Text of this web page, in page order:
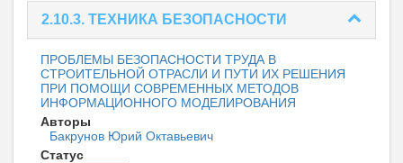
2.10.3. ТЕХНИКА БЕЗОПАСНОСТИ
ПРОБЛЕМЫ БЕЗОПАСНОСТИ ТРУДА В
СТРОИТЕЛЬНОЙ ОТРАСЛИ И ПУТИ ИХ РЕШЕНИЯ
ПРИ ПОМОЩИ СОВРЕМЕННЫХ МЕТОДОВ
ИНФОРМАЦИОННОГО МОДЕЛИРОВАНИЯ
Авторы
Бакрунов Юрий Октавьевич
Статус